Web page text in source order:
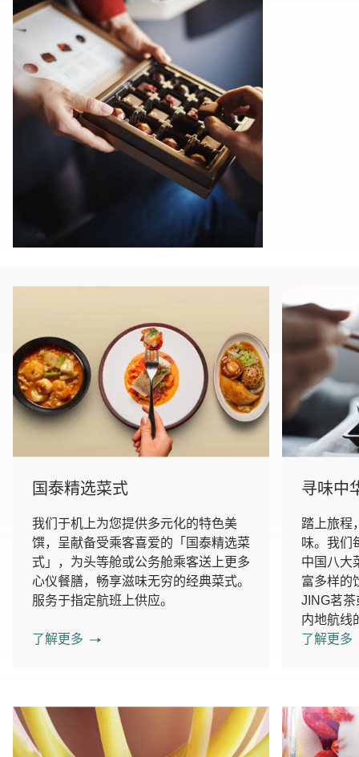
国泰精选菜式
我们于机上为您提供多元化的特色美
馔，呈献备受乘客喜爱的「国泰精选菜
式」，为头等舱或公务舱乘客送上更多
心仪餐膳，畅享滋味无穷的经典菜式。
服务于指定航班上供应。
了解更多
寻味中
踏上旅程
味。我们
中国八大
富多样的
JING茗
内地航线
了解更多